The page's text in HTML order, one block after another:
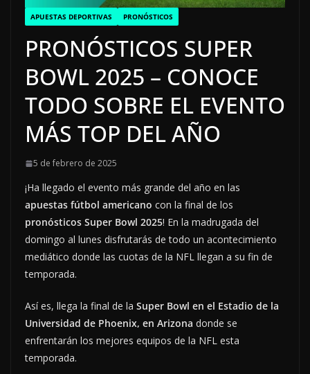
APUESTAS DEPORTIVAS PRONÓSTICOS
PRONÓSTICOS SUPER
BOWL 2025 – CONOCE
TODO SOBRE EL EVENTO
MÁS TOP DEL AÑO
5 de febrero de 2025
¡Ha llegado el evento más grande del año en las
apuestas fútbol americano con la final de los
pronósticos Super Bowl 2025! En la madrugada del
domingo al lunes disfrutarás de todo un acontecimiento
mediático donde las cuotas de la NFL llegan a su fin de
temporada.
Así es, llega la final de la Super Bowl en el Estadio de la
Universidad de Phoenix, en Arizona donde se
enfrentarán los mejores equipos de la NFL esta
temporada.